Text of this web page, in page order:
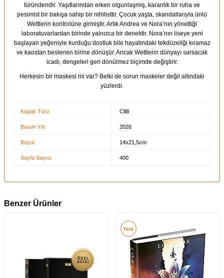
türündendir. Yaşıtlarından erken olgunlaşmış, karanlık bir ruha ve
pesimist bir bakışa sahip bir nihilisttir. Çocuk yaşta, skandallarıyla ünlü
Wettlerin kontrolüne girmiştir. Artık Andrea ve Nora’nın yönettiği
laboratuvarlardan birinde yalnızca bir denektir. Nora’nın liseye yeni
başlayan yeğeniyle kurduğu dostluk bile hayatındaki tekdüzeliği kıramaz
ve kaostan beslenen birine dönüşür. Ancak Wettlerin dünyayı sarsacak
icadı, dengeleri geri dönülmez biçimde değiştirir.
Herkesin bir maskesi mi var? Belki de sorun maskeler değil altındaki
yüzlerdi.
Kapak Türü Ciltli
Basım Yılı 2026
Boyut 14x21,5cm
Sayfa Sayısı 400
Benzer Ürünler
Yeni